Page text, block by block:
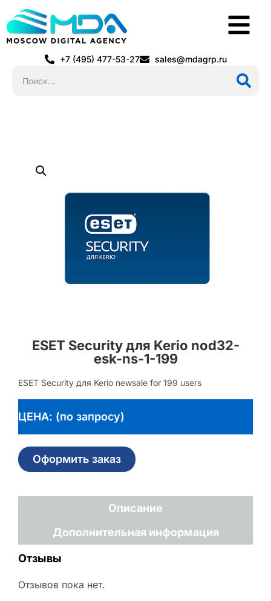
+7 (495) 477-53-27 sales@mdagrp.ru
ESET Security для Kerio nod32-
esk-ns-1-199
ESET Security для Kerio newsale for 199 users
ЦЕНА: (по запросу)
Оформить заказ
Описание
Дополнительная информация
Отзывы
Отзывов пока нет.